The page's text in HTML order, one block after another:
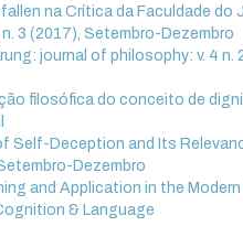
na Crítica da Faculdade do
3 (2017), Setembro-Dezembro
journal of philosophy: v. 4 n.
filosófica do conceito de
Self-Deception and Its
Dezembro
and Application in the
& Language